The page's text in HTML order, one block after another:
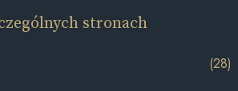
stronach
(28)